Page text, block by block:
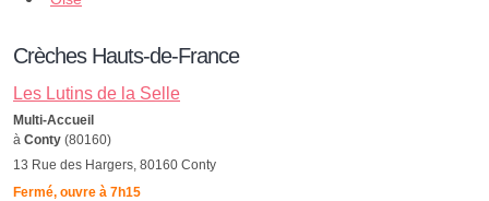
Crèches Hauts-de-France
Les Lutins de la Selle
Multi-Accueil
à Conty (80160)
13 Rue des Hargers, 80160 Conty
Fermé, ouvre à 7h15